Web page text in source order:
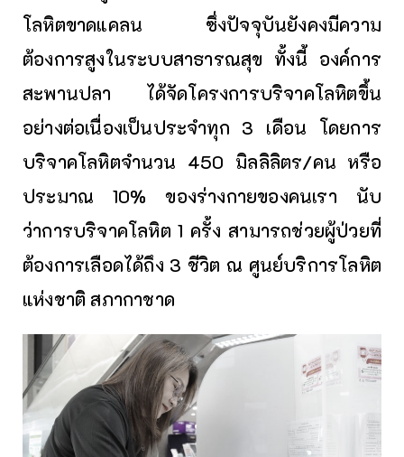
โลหิตขาดแคลน ซึ่งปัจจุบันยังคงมีความ
ต้องการสูงในระบบสาธารณสุข ทั้งนี้ องค์การ
สะพานปลา ได้จัดโครงการบริจาคโลหิตขึ้น
อย่างต่อเนื่องเป็นประจำทุก 3 เดือน โดยการ
บริจาคโลหิตจำนวน 450 มิลลิลิตร/คน หรือ
ประมาณ 10% ของร่างกายของคนเรา นับ
ว่าการบริจาคโลหิต 1 ครั้ง สามารถช่วยผู้ป่วยที่
ต้องการเลือดได้ถึง 3 ชีวิต ณ ศูนย์บริการโลหิต
แห่งชาติ สภากาชาด